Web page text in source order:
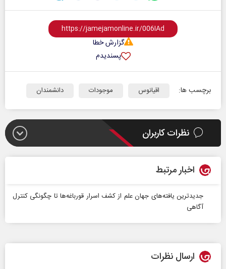
گزارش خطا
پسندیدم
برچسب ها: اقیانوس موجودات دانشمندان
نظرات کاربران
اخبار مرتبط
جدیدترین یافته‌های جهان علم از کشف اسرار قورباغه‌ها تا چگونگی کنترل
آگاهی
ارسال نظرات